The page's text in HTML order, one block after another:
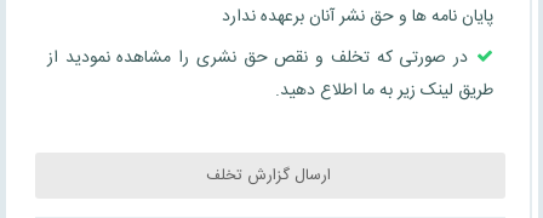
پایان نامه ها و حق نشر آنان برعهده ندارد
در صورتی که تخلف و نقص حق نشری را مشاهده نمودید از
طریق لینک زیر به ما اطلاع دهید.
ارسال گزارش تخلف